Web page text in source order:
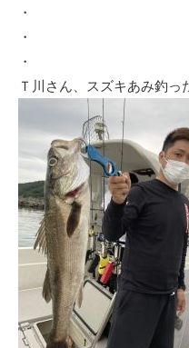
・
・
・
Ｔ川さん、スズキあみ釣っ